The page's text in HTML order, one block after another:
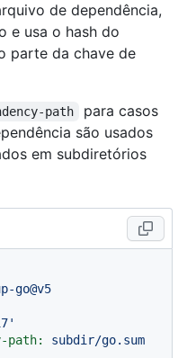
de dependência,
e usa o hash do
parte da chave de
path
para casos
são usados
em subdiretórios
go@v5
path:
subdir/go.sum